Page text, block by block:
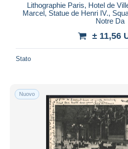
Lithographie Paris, Hotel de
Marcel, Statue de Henri IV.,
Notre Da
± 11,56
Stato
Nuovo